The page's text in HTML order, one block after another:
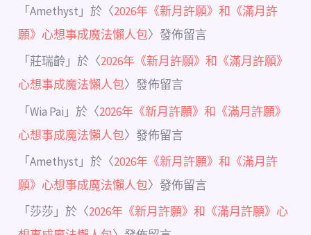
「Amethyst 」於〈2026年《新月許願》和《滿月許
願》心想事成魔法懶人包〉發佈留言
「莊瑞齡 」於〈2026年《新月許願》和《滿月許願》
心想事成魔法懶人包〉發佈留言
「Wia Pai 」於〈2026年《新月許願》和《滿月許願》
心想事成魔法懶人包〉發佈留言
「Amethyst 」於〈2026年《新月許願》和《滿月許
願》心想事成魔法懶人包〉發佈留言
「 莎莎 」於〈2026年《新月許願》和《滿月許願》心